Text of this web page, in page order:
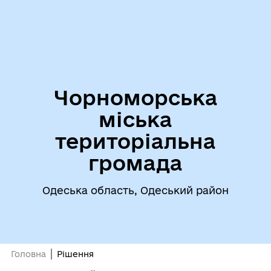
Чорноморська
міська
територіальна
громада
Одеська область, Одеський район
Головна Рішення